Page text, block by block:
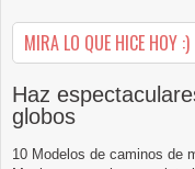
MIRA LO QUE HICE HOY :)
Haz
globos
10 Modelos de caminos de